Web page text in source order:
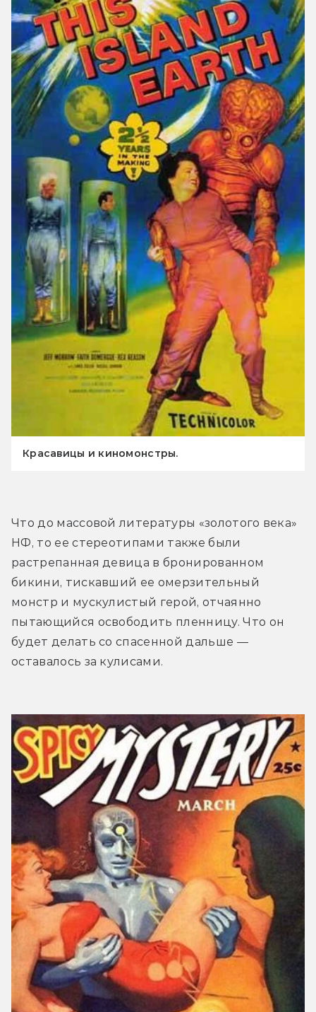
Красавицы и киномонстры.
Что до массовой литературы «золотого века»
НФ, то ее стереотипами также были
растрепанная девица в бронированном
бикини, тискавший ее омерзительный
монстр и мускулистый герой, отчаянно
пытающийся освободить пленницу. Что он
будет делать со спасенной дальше —
оставалось за кулисами.